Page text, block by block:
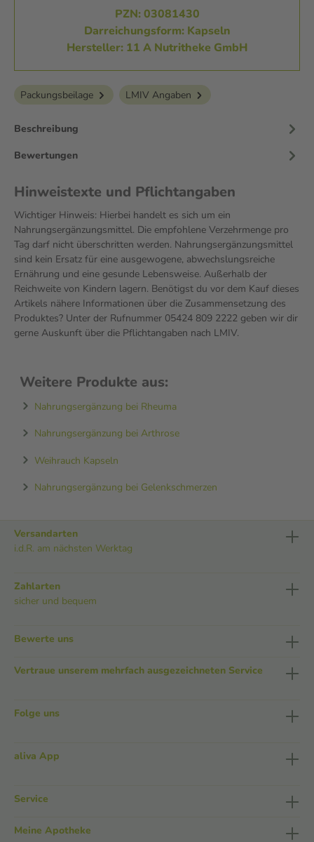
PZN: 03081430
Darreichungsform: Kapseln
Hersteller: 11 A Nutritheke GmbH
Packungsbeilage LMIV Angaben
Beschreibung
Bewertungen
Hinweistexte und Pflichtangaben
Wichtiger Hinweis: Hierbei handelt es sich um ein
Nahrungsergänzungsmittel. Die empfohlene Verzehrmenge pro
Tag darf nicht überschritten werden. Nahrungsergänzungsmittel
sind kein Ersatz für eine ausgewogene, abwechslungsreiche
Ernährung und eine gesunde Lebensweise. Außerhalb der
Reichweite von Kindern lagern. Benötigst du vor dem Kauf dieses
Artikels nähere Informationen über die Zusammensetzung des
Produktes? Unter der Rufnummer 05424 809 2222 geben wir dir
gerne Auskunft über die Pflichtangaben nach LMIV.
Weitere Produkte aus:
Nahrungsergänzung bei Rheuma
Nahrungsergänzung bei Arthrose
Weihrauch Kapseln
Nahrungsergänzung bei Gelenkschmerzen
Versandarten
i.d.R. am nächsten Werktag
Zahlarten
sicher und bequem
Bewerte uns
Vertraue unserem mehrfach ausgezeichneten Service
Folge uns
aliva App
Service
Meine Apotheke